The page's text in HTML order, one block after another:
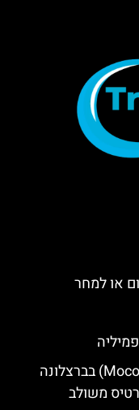
או למחר
כרטיסים למוזיאון מוקו (Moco Museum) בברצלונה
משולב